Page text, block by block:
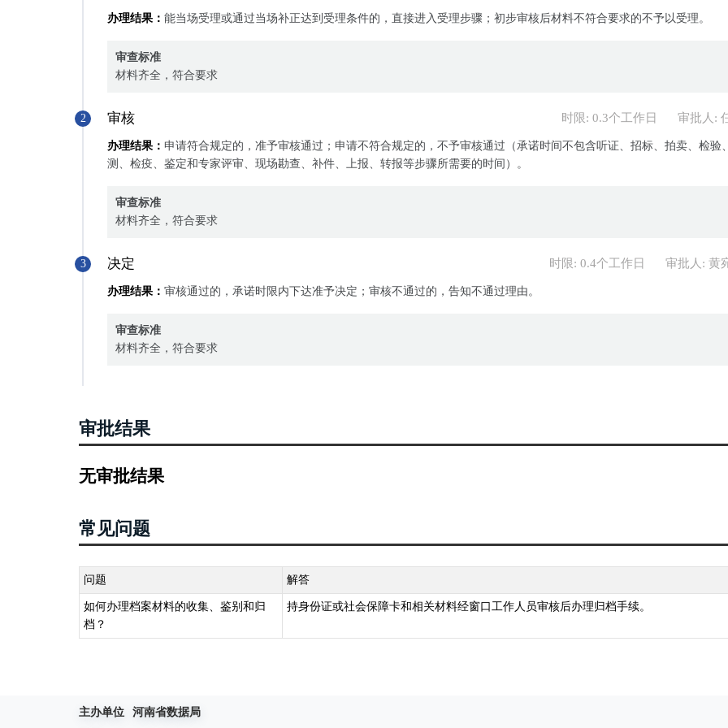
办理结果： 能当场受理或通过当场补正达到受理条件的，直接进入受理步骤；初步审核后材料不符合要求的不予以受理。
审查标准
材料齐全，符合要求
2 审核 时限: 0.3个工作日 审批人:
办理结果： 申请符合规定的，准予审核通过；申请不符合规定的，不予审核通过（承诺时间不包含听证、招标、拍卖、检验
测、检疫、鉴定和专家评审、现场勘查、补件、上报、转报等步骤所需要的时间）。
审查标准
材料齐全，符合要求
3 决定 时限: 0.4个工作日 审批人: 黄
办理结果： 审核通过的，承诺时限内下达准予决定；审核不通过的，告知不通过理由。
审查标准
材料齐全，符合要求
审批结果
无审批结果
常见问题
问题 解答
如何办理档案材料的收集、鉴别和归
档？
持身份证或社会保障卡和相关材料经窗口工作人员审核后办理归档手续。
主办单位 河南省数据局